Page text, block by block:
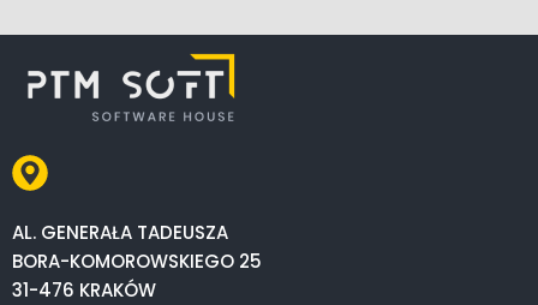
AL. GENERAŁA TADEUSZA
BORA-KOMOROWSKIEGO 25
31-476 KRAKÓW